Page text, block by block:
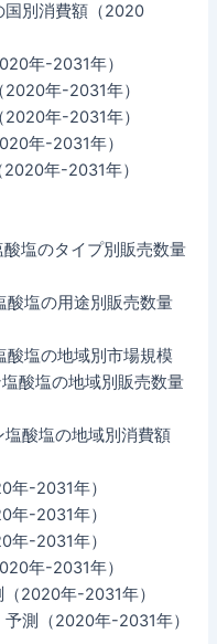
国別消費額（2020
年-2031年）
年-2031年）
年-2031年）
年-2031年）
年-2031年）
塩のタイプ別販売数量
酸塩の用途別販売数量
酸塩の地域別市場規模
酸塩の地域別販売数量
酸塩の地域別消費額
年-2031年）
年-2031年）
年-2031年）
年-2031年）
2020年-2031年）
測（2020年-2031年）